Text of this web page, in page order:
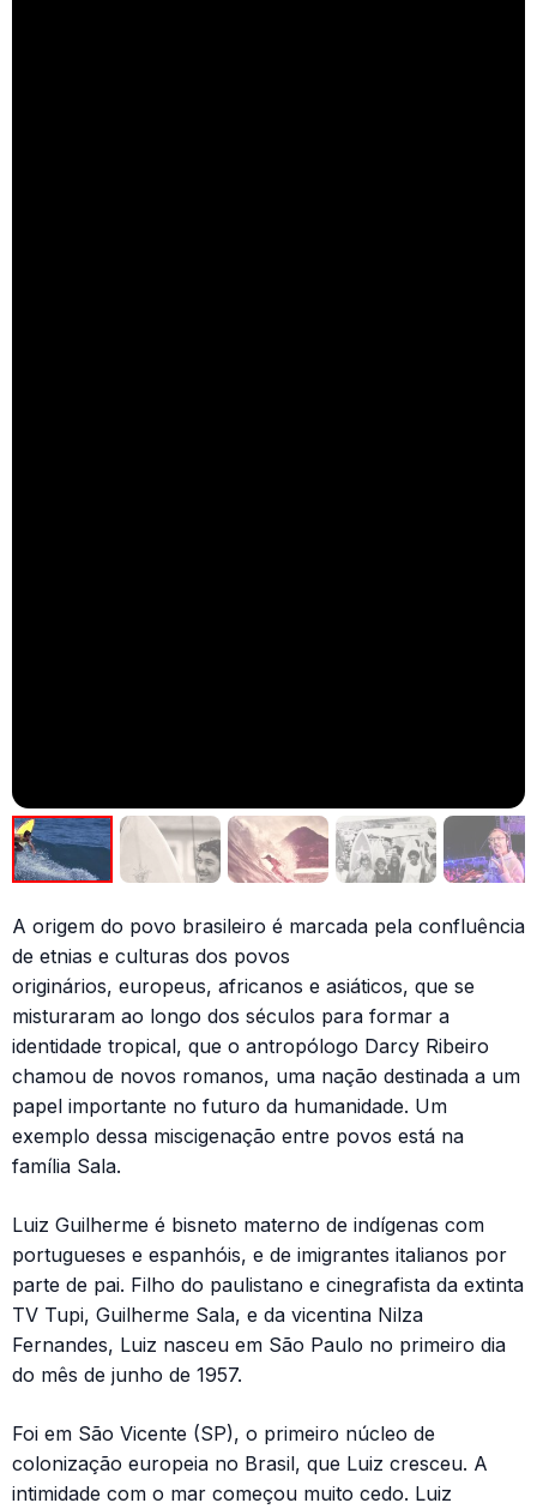
A origem do povo brasileiro é marcada pela confluência
de etnias e culturas dos povos
originários, europeus, africanos e asiáticos, que se
misturaram ao longo dos séculos para formar a
identidade tropical, que o antropólogo Darcy Ribeiro
chamou de novos romanos, uma nação destinada a um
papel importante no futuro da humanidade. Um
exemplo dessa miscigenação entre povos está na
família Sala.
Luiz Guilherme é bisneto materno de indígenas com
portugueses e espanhóis, e de imigrantes italianos por
parte de pai. Filho do paulistano e cinegrafista da extinta
TV Tupi, Guilherme Sala, e da vicentina Nilza
Fernandes, Luiz nasceu em São Paulo no primeiro dia
do mês de junho de 1957.
Foi em São Vicente (SP), o primeiro núcleo de
colonização europeia no Brasil, que Luiz cresceu. A
intimidade com o mar começou muito cedo. Luiz